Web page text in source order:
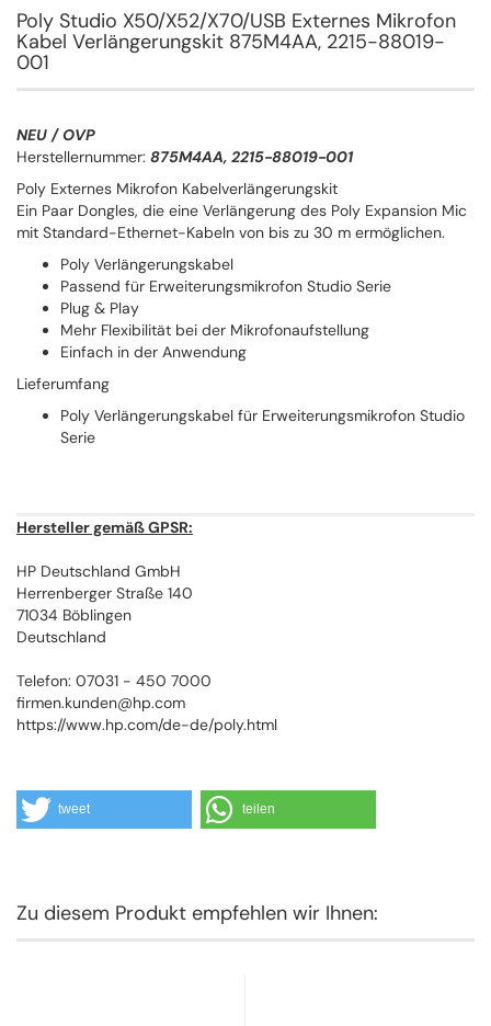
Poly Studio X50/X52/X70/USB Externes Mikrofon
Kabel Verlängerungskit 875M4AA, 2215-88019-
001
NEU / OVP
Herstellernummer: 875M4AA, 2215-88019-001
Poly Externes Mikrofon Kabelverlängerungskit
Ein Paar Dongles, die eine Verlängerung des Poly Expansion Mic
mit Standard-Ethernet-Kabeln von bis zu 30 m ermöglichen.
Poly Verlängerungskabel
Passend für Erweiterungsmikrofon Studio Serie
Plug & Play
Mehr Flexibilität bei der Mikrofonaufstellung
Einfach in der Anwendung
Lieferumfang
Poly Verlängerungskabel für Erweiterungsmikrofon Studio
Serie
Hersteller gemäß GPSR:
HP Deutschland GmbH
Herrenberger Straße 140
71034 Böblingen
Deutschland
Telefon: 07031 - 450 7000
firmen.kunden@hp.com
https://www.hp.com/de-de/poly.html
tweet teilen
Zu diesem Produkt empfehlen wir Ihnen: